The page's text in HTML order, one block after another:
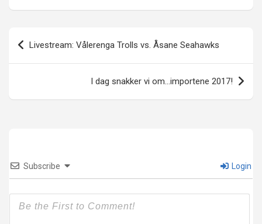
Innleggsnavigasjon
Livestream: Vålerenga Trolls vs. Åsane Seahawks
I dag snakker vi om…importene 2017!
Subscribe Login